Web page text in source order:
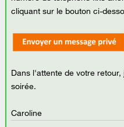
cliquant sur le bouton ci-
Dans l'attente de votre
soirée.
Caroline